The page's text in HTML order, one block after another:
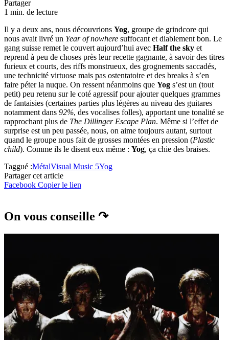
Partager
1 min. de lecture
Il y a deux ans, nous découvrions Yog, groupe de grindcore qui
nous avait livré un Year of nowhere suffocant et diablement bon. Le
gang suisse remet le couvert aujourd’hui avec Half the sky et
reprend à peu de choses près leur recette gagnante, à savoir des titres
furieux et courts, des riffs monstrueux, des grognements saccadés,
une technicité virtuose mais pas ostentatoire et des breaks à s’en
faire péter la nuque. On ressent néanmoins que Yog s’est un (tout
petit) peu retenu sur le coté agressif pour ajouter quelques grammes
de fantaisies (certaines parties plus légères au niveau des guitares
notamment dans 92%, des vocalises folles), apportant une tonalité se
rapprochant plus de The Dillinger Escape Plan. Même si l’effet de
surprise est un peu passée, nous, on aime toujours autant, surtout
quand le groupe nous fait de grosses montées en pression (Plastic
child). Comme ils le disent eux même : Yog, ça chie des braises.
Taggué :MétalVisual Music 5Yog
Partager cet article
Facebook Copier le lien
On vous conseille ↷